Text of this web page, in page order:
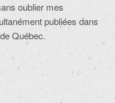
oublier mes
publiées dans
Québec.